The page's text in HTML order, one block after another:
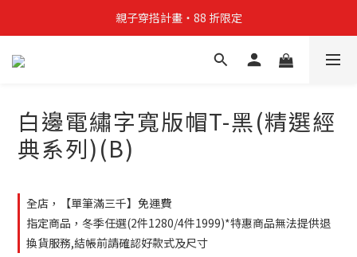
親子穿搭計畫・88 折限定
親子穿搭計畫・88 折限定
貼身補貨計畫  任選 6 件 $888
親子穿搭計畫・88 折限定
白邊電繡字寬版帽T-黑(精選經
典系列)(B)
全店，【單筆滿三千】免運費
指定商品，冬季任選(2件1280/4件1999)*特惠商品無法提供退
換貨服務,結帳前請確認好款式及尺寸